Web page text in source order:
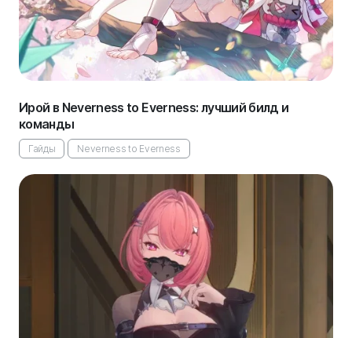
Ирой в Neverness to Everness: лучший билд и
команды
Гайды Neverness to Everness